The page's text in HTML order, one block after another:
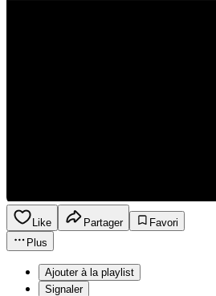
Like Partager
Favori
Plus
Ajouter à la playlist
Signaler